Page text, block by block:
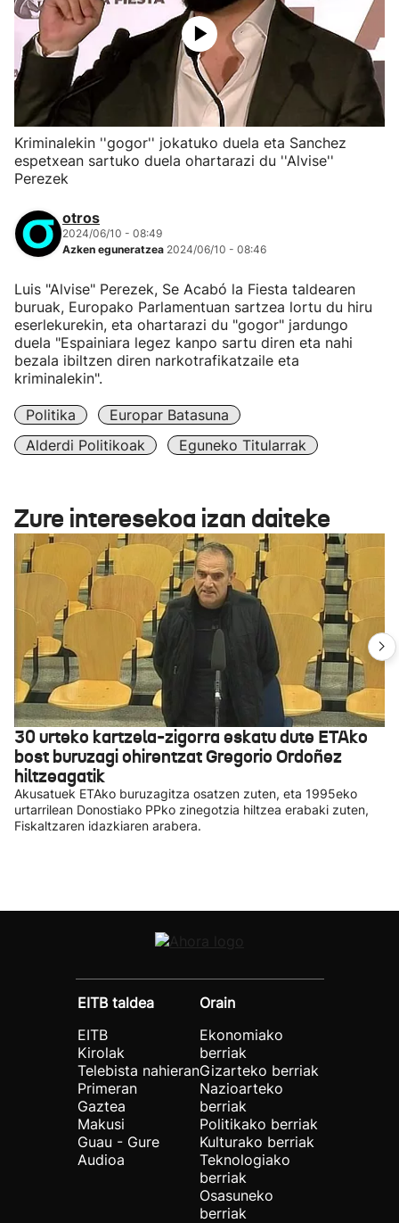
Kriminalekin ''gogor'' jokatuko duela eta Sanchez
espetxean sartuko duela ohartarazi du ''Alvise''
Perezek
otros
2024/06/10 - 08:49
Azken eguneratzea 2024/06/10 - 08:46
Luis "Alvise" Perezek, Se Acabó la Fiesta taldearen
buruak, Europako Parlamentuan sartzea lortu du hiru
eserlekurekin, eta ohartarazi du "gogor" jardungo
duela "Espainiara legez kanpo sartu diren eta nahi
bezala ibiltzen diren narkotrafikatzaile eta
kriminalekin".
Politika
Europar Batasuna
Alderdi Politikoak
Eguneko Titularrak
Zure interesekoa izan daiteke
30 urteko kartzela-zigorra eskatu dute ETAko
bost buruzagi ohirentzat Gregorio Ordoñez
hiltzeagatik
Akusatuek ETAko buruzagitza osatzen zuten, eta 1995eko
urtarrilean Donostiako PPko zinegotzia hiltzea erabaki zuten,
Fiskaltzaren idazkiaren arabera.
EITB taldea
EITB
Kirolak
Telebista nahieran
Primeran
Gaztea
Makusi
Guau - Gure
Audioa
Orain
Ekonomiako
berriak
Gizarteko berriak
Nazioarteko
berriak
Politikako berriak
Kulturako berriak
Teknologiako
berriak
Osasuneko
berriak